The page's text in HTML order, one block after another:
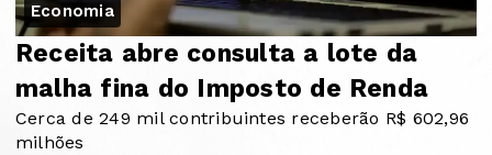
Economia
Receita abre consulta a lote da
malha fina do Imposto de Renda
Cerca de 249 mil contribuintes receberão R$ 602,96
milhões